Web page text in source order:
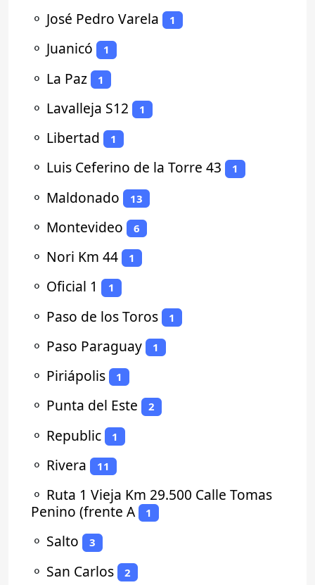
⚬ José Pedro Varela 1
⚬ Juanicó 1
⚬ La Paz 1
⚬ Lavalleja S12 1
⚬ Libertad 1
⚬ Luis Ceferino de la Torre 43 1
⚬ Maldonado 13
⚬ Montevideo 6
⚬ Nori Km 44 1
⚬ Oficial 1 1
⚬ Paso de los Toros 1
⚬ Paso Paraguay 1
⚬ Piriápolis 1
⚬ Punta del Este 2
⚬ Republic 1
⚬ Rivera 11
⚬ Ruta 1 Vieja Km 29.500 Calle Tomas
Penino (frente A
1
⚬ Salto 3
⚬ San Carlos 2